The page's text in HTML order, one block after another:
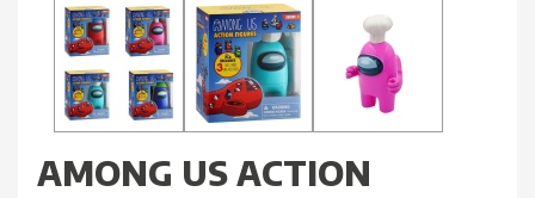
AMONG US ACTION